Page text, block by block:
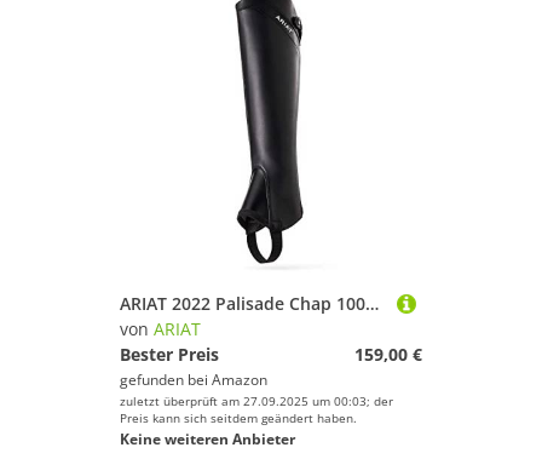
ARIAT 2022 Palisade Chap 10040216 - Schwarz
von ARIAT
Bester Preis
159,00 €
gefunden bei Amazon
zuletzt überprüft am 27.09.2025 um 00:03; der
Preis kann sich seitdem geändert haben.
Keine weiteren Anbieter